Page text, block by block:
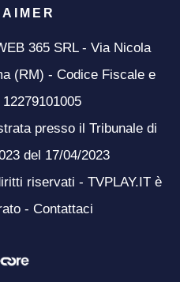
365 SRL - Via Nicola
(RM) - Codice Fiscale e
presso il Tribunale di
del 17/04/2023
riservati - TVPLAY.IT è
- Contattaci